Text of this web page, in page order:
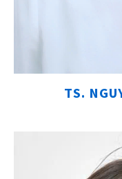
TS.